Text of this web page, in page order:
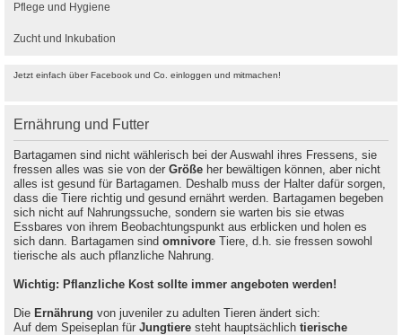
Jetzt einfach über Facebook und Co. einloggen und mitmachen!
Ernährung und Futter
Bartagamen sind nicht wählerisch bei der Auswahl ihres Fressens, sie
fressen alles was sie von der Größe her bewältigen können, aber nicht
alles ist gesund für Bartagamen. Deshalb muss der Halter dafür sorgen,
dass die Tiere richtig und gesund ernährt werden. Bartagamen begeben
sich nicht auf Nahrungssuche, sondern sie warten bis sie etwas
Essbares von ihrem Beobachtungspunkt aus erblicken und holen es
sich dann. Bartagamen sind omnivore Tiere, d.h. sie fressen sowohl
tierische als auch pflanzliche Nahrung.
Wichtig: Pflanzliche Kost sollte immer angeboten werden!
Die Ernährung von juveniler zu adulten Tieren ändert sich:
Auf dem Speiseplan für Jungtiere steht hauptsächlich tierische
Pflege und Hygiene
Zucht und Inkubation